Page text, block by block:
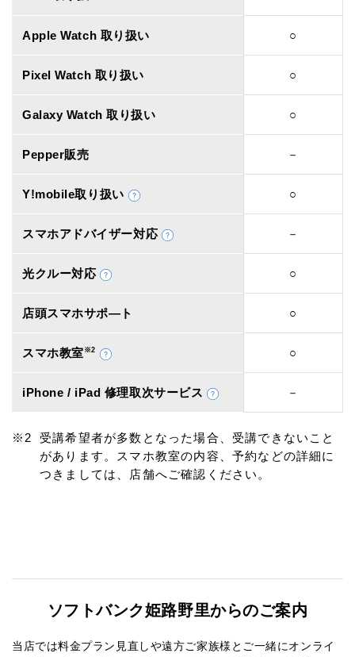
Apple Watch 取り扱い ○
Pixel Watch 取り扱い ○
Galaxy Watch 取り扱い ○
Pepper販売 －
Y!mobile取り扱い ○
スマホアドバイザー対応 －
光クルー対応 ○
店頭スマホサポ―ト ○
スマホ教室 ※2 ○
iPhone / iPad 修理取次サービス －
受講希望者が多数となった場合、受講できないこと
があります。スマホ教室の内容、予約などの詳細に
つきましては、店舗へご確認ください。
ソフトバンク姫路野里からのご案内
当店では料金プラン見直しや遠方ご家族様とご一緒にオンライ